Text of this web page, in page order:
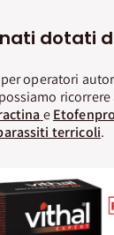
dotati
operatori
e
terricoli.